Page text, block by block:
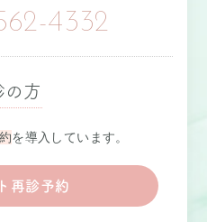
4332
の方
を導入しています。
再診予約